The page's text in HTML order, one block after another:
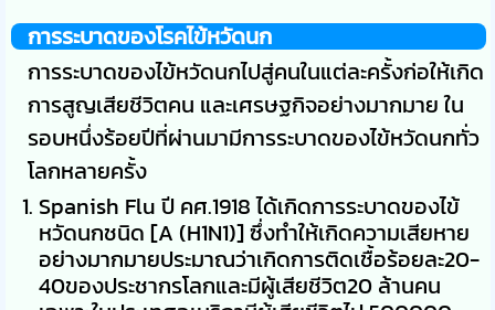
การระบาดของโรคไข้หวัดนก
การระบาดของไข้หวัดนกไปสู่คนในแต่ละครั้งก่อให้เกิด
การสูญเสียชีวิตคน และเศรษฐกิจอย่างมากมาย ใน
รอบหนึ่งร้อยปีที่ผ่านมามีการระบาดของไข้หวัดนกทั่ว
โลกหลายครั้ง
Spanish Flu ปี คศ.1918 ได้เกิดการระบาดของไข้
หวัดนกชนิด [A (H1N1)] ซึ่งทำให้เกิดความเสียหาย
อย่างมากมายประมาณว่าเกิดการติดเชื้อร้อยละ20-
40ของประชากรโลกและมีผู้เสียชีวิต20 ล้านคน